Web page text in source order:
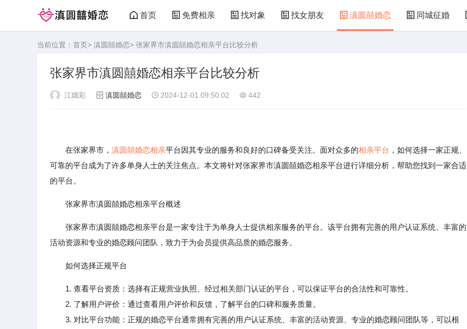
首页 免费相亲 找对象 找女朋友 滇圆囍婚恋 同城征婚
当前位置： 首页> 滇圆囍婚恋> 张家界市滇圆囍婚恋相亲平台比较分析
张家界市滇圆囍婚恋相亲平台比较分析
江娥彩 滇圆囍婚恋 2024-12-01 09:50:02 442
在张家界市， 滇圆囍婚恋相亲平台因其专业的服务和良好的口碑备受关注。面对众多的相亲平台 ，如何选择一家正规、
可靠的平台成为了许多单身人士的关注焦点。本文将针对张家界市滇圆囍婚恋相亲平台进行详细分析，帮助您找到一家合适
的平台。
张家界市滇圆囍婚恋相亲平台概述
张家界市滇圆囍婚恋相亲平台是一家专注于为单身人士提供相亲服务的平台。该平台拥有完善的用户认证系统、丰富的
活动资源和专业的婚恋顾问团队，致力于为会员提供高品质的婚恋服务。
如何选择正规平台
1. 查看平台资质：选择有正规营业执照、经过相关部门认证的平台，可以保证平台的合法性和可靠性。
2. 了解用户评价：通过查看用户评价和反馈，了解平台的口碑和服务质量。
3. 对比平台功能：正规的婚恋平台通常拥有完善的用户认证系统、丰富的活动资源、专业的婚恋顾问团队等，可以根